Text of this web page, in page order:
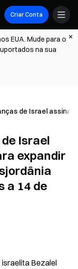
Criar Conta
EUA. Mude para o
na sua
de Israel assina
Israel
expandir
a 14 de
israelita Bezalel